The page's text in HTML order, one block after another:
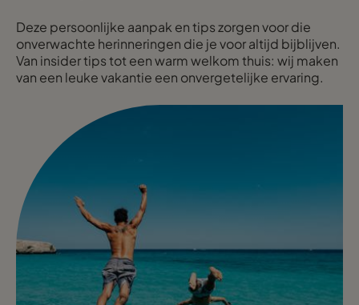
Deze persoonlijke aanpak en tips zorgen voor die
onverwachte herinneringen die je voor altijd bijblijven.
Van insider tips tot een warm welkom thuis: wij maken
van een leuke vakantie een onvergetelijke ervaring.